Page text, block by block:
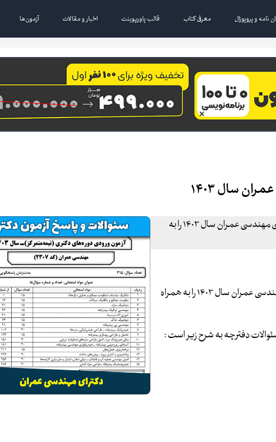
نامه و پروپوزال معرفی کتاب قالب پاورپوینت اخبار و مقالات آزمون‌ها
سال ۱۴۰۳
بانک مقالات ایران افتخار دارد تا سئوالات و پاسخنامه آزمون دکترای مهندسی عمران سال ۱۴۰۳ را به
بانک مقالات ایران افتخار دارد تا سئوالات و پاسخنامه آزمون دکترای مهندسی عمران سال ۱۴۰۳ را به همراه
دفترچه به شرح زیر است :